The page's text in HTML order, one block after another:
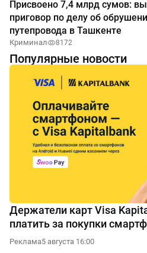
Присвоено 7,4 млрд сумов:
приговор по делу об
путепровода в Ташкенте
Криминал 8172
Популярные новости
Держатели карт Visa
платить за покупки
Реклама5 августа 16:00